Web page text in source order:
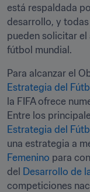
está respaldada
desarrollo, y
pueden solicitar
fútbol mundial.
Para alcanzar el
Estrategia del
la FIFA ofrece
Estrategia del
una estrategia a
Femenino para
del Desarrollo de
competiciones